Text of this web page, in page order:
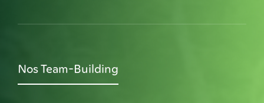
Nos Team-Building